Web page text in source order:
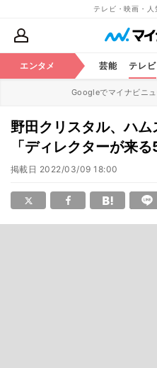
テレビ・映画・人
エンタメ 芸能 テレビ
Googleでマイナビニ
野田クリスタル、ハ
「ディレクターが来
掲載日 2022/03/09 18:00